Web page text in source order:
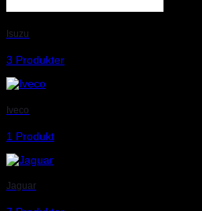
Isuzu
3 Produkter
Iveco
1 Produkt
Jaguar